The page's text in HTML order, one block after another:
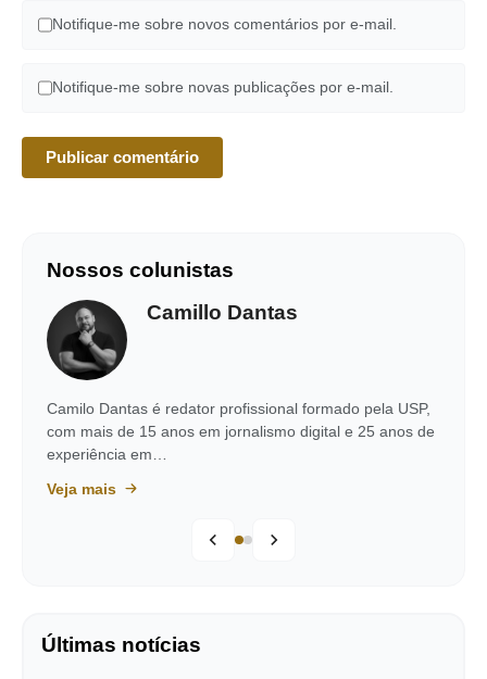
Notifique-me sobre novos comentários por e-mail.
Notifique-me sobre novas publicações por e-mail.
Nossos colunistas
Camillo Dantas
Camilo Dantas é redator profissional formado pela USP,
com mais de 15 anos em jornalismo digital e 25 anos de
experiência em…
Veja mais
Últimas notícias